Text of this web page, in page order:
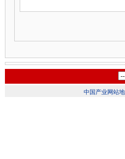
中国产业网站地